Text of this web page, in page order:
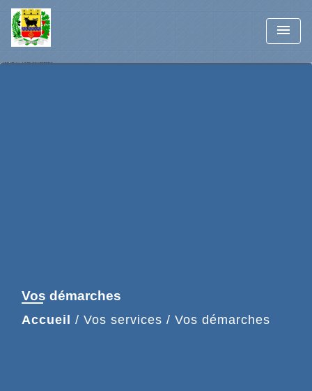
menu
Vos démarches
Accueil / Vos services / Vos démarches